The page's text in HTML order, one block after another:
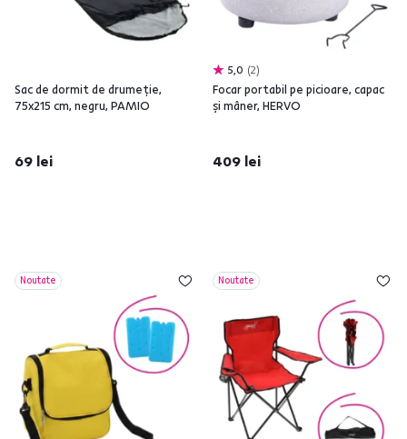
Sac de dormit de drumeţie,
75x215 cm, negru, PAMIO
69 lei
5,0 2
Focar portabil pe picioare, capac
şi mâner, HERVO
409 lei
Noutate Noutate